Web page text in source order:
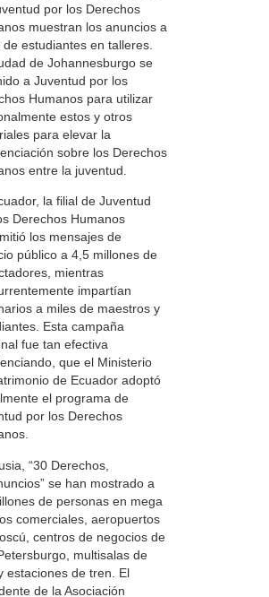
por los Derechos
muestran los anuncios a
de estudiantes en talleres.
de Johannesburgo se
a Juventud por los
Humanos para utilizar
estos y otros
para elevar la
sobre los Derechos
entre la juventud.
la filial de Juventud
Derechos Humanos
los mensajes de
público a 4,5 millones de
mientras
impartían
a miles de maestros y
Esta campaña
fue tan efectiva
que el Ministerio
de Ecuador adoptó
el programa de
por los Derechos
“30 Derechos,
se han mostrado a
de personas en mega
comerciales, aeropuertos
centros de negocios de
multisalas de
estaciones de tren. El
de la Asociación